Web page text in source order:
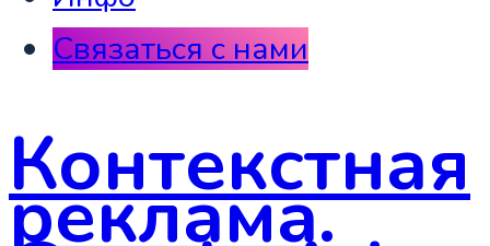
Связаться с нами
Контекстная
реклама.